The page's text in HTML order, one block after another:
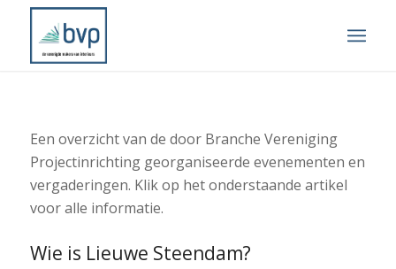
Een overzicht van de door Branche Vereniging
Projectinrichting georganiseerde evenementen en
vergaderingen. Klik op het onderstaande artikel
voor alle informatie.
Wie is Lieuwe Steendam?